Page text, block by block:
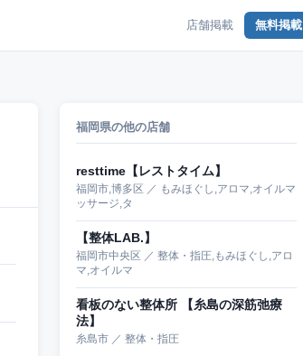
店舗掲載 無料掲載
福岡県の他の店舗
resttime【レストタイム】
福岡市,博多区 ／ もみほぐし,アロマ,オイルマ
ッサージ,タ
【整体LAB.】
福岡市中央区 ／ 整体・指圧,もみほぐし,アロ
マ,オイルマ
看板のない整体所 【糸島の深筋弛療
法】
糸島市 ／ 整体・指圧